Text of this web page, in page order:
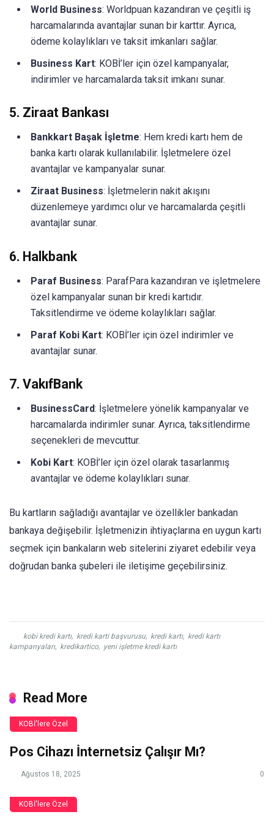
World Business: Worldpuan kazandıran ve çeşitli iş
harcamalarında avantajlar sunan bir karttır. Ayrıca,
ödeme kolaylıkları ve taksit imkanları sağlar.
Business Kart: KOBİ’ler için özel kampanyalar,
indirimler ve harcamalarda taksit imkanı sunar.
5. Ziraat Bankası
Bankkart Başak İşletme: Hem kredi kartı hem de
banka kartı olarak kullanılabilir. İşletmelere özel
avantajlar ve kampanyalar sunar.
Ziraat Business: İşletmelerin nakit akışını
düzenlemeye yardımcı olur ve harcamalarda çeşitli
avantajlar sunar.
6. Halkbank
Paraf Business: ParafPara kazandıran ve işletmelere
özel kampanyalar sunan bir kredi kartıdır.
Taksitlendirme ve ödeme kolaylıkları sağlar.
Paraf Kobi Kart: KOBİ’ler için özel indirimler ve
avantajlar sunar.
7. VakıfBank
BusinessCard: İşletmelere yönelik kampanyalar ve
harcamalarda indirimler sunar. Ayrıca, taksitlendirme
seçenekleri de mevcuttur.
Kobi Kart: KOBİ’ler için özel olarak tasarlanmış
avantajlar ve ödeme kolaylıkları sunar.
Bu kartların sağladığı avantajlar ve özellikler bankadan
bankaya değişebilir. İşletmenizin ihtiyaçlarına en uygun kartı
seçmek için bankaların web sitelerini ziyaret edebilir veya
doğrudan banka şubeleri ile iletişime geçebilirsiniz.
kobi kredi kartı, kredi karti başvurusu, kredi kartı, kredi kartı
kampanyaları, kredikartico, yeni işletme kredi kartı
Read More
KOBİ'lere Özel
Pos Cihazı İnternetsiz Çalışır Mı?
Ağustos 18, 2025 0
KOBİ'lere Özel